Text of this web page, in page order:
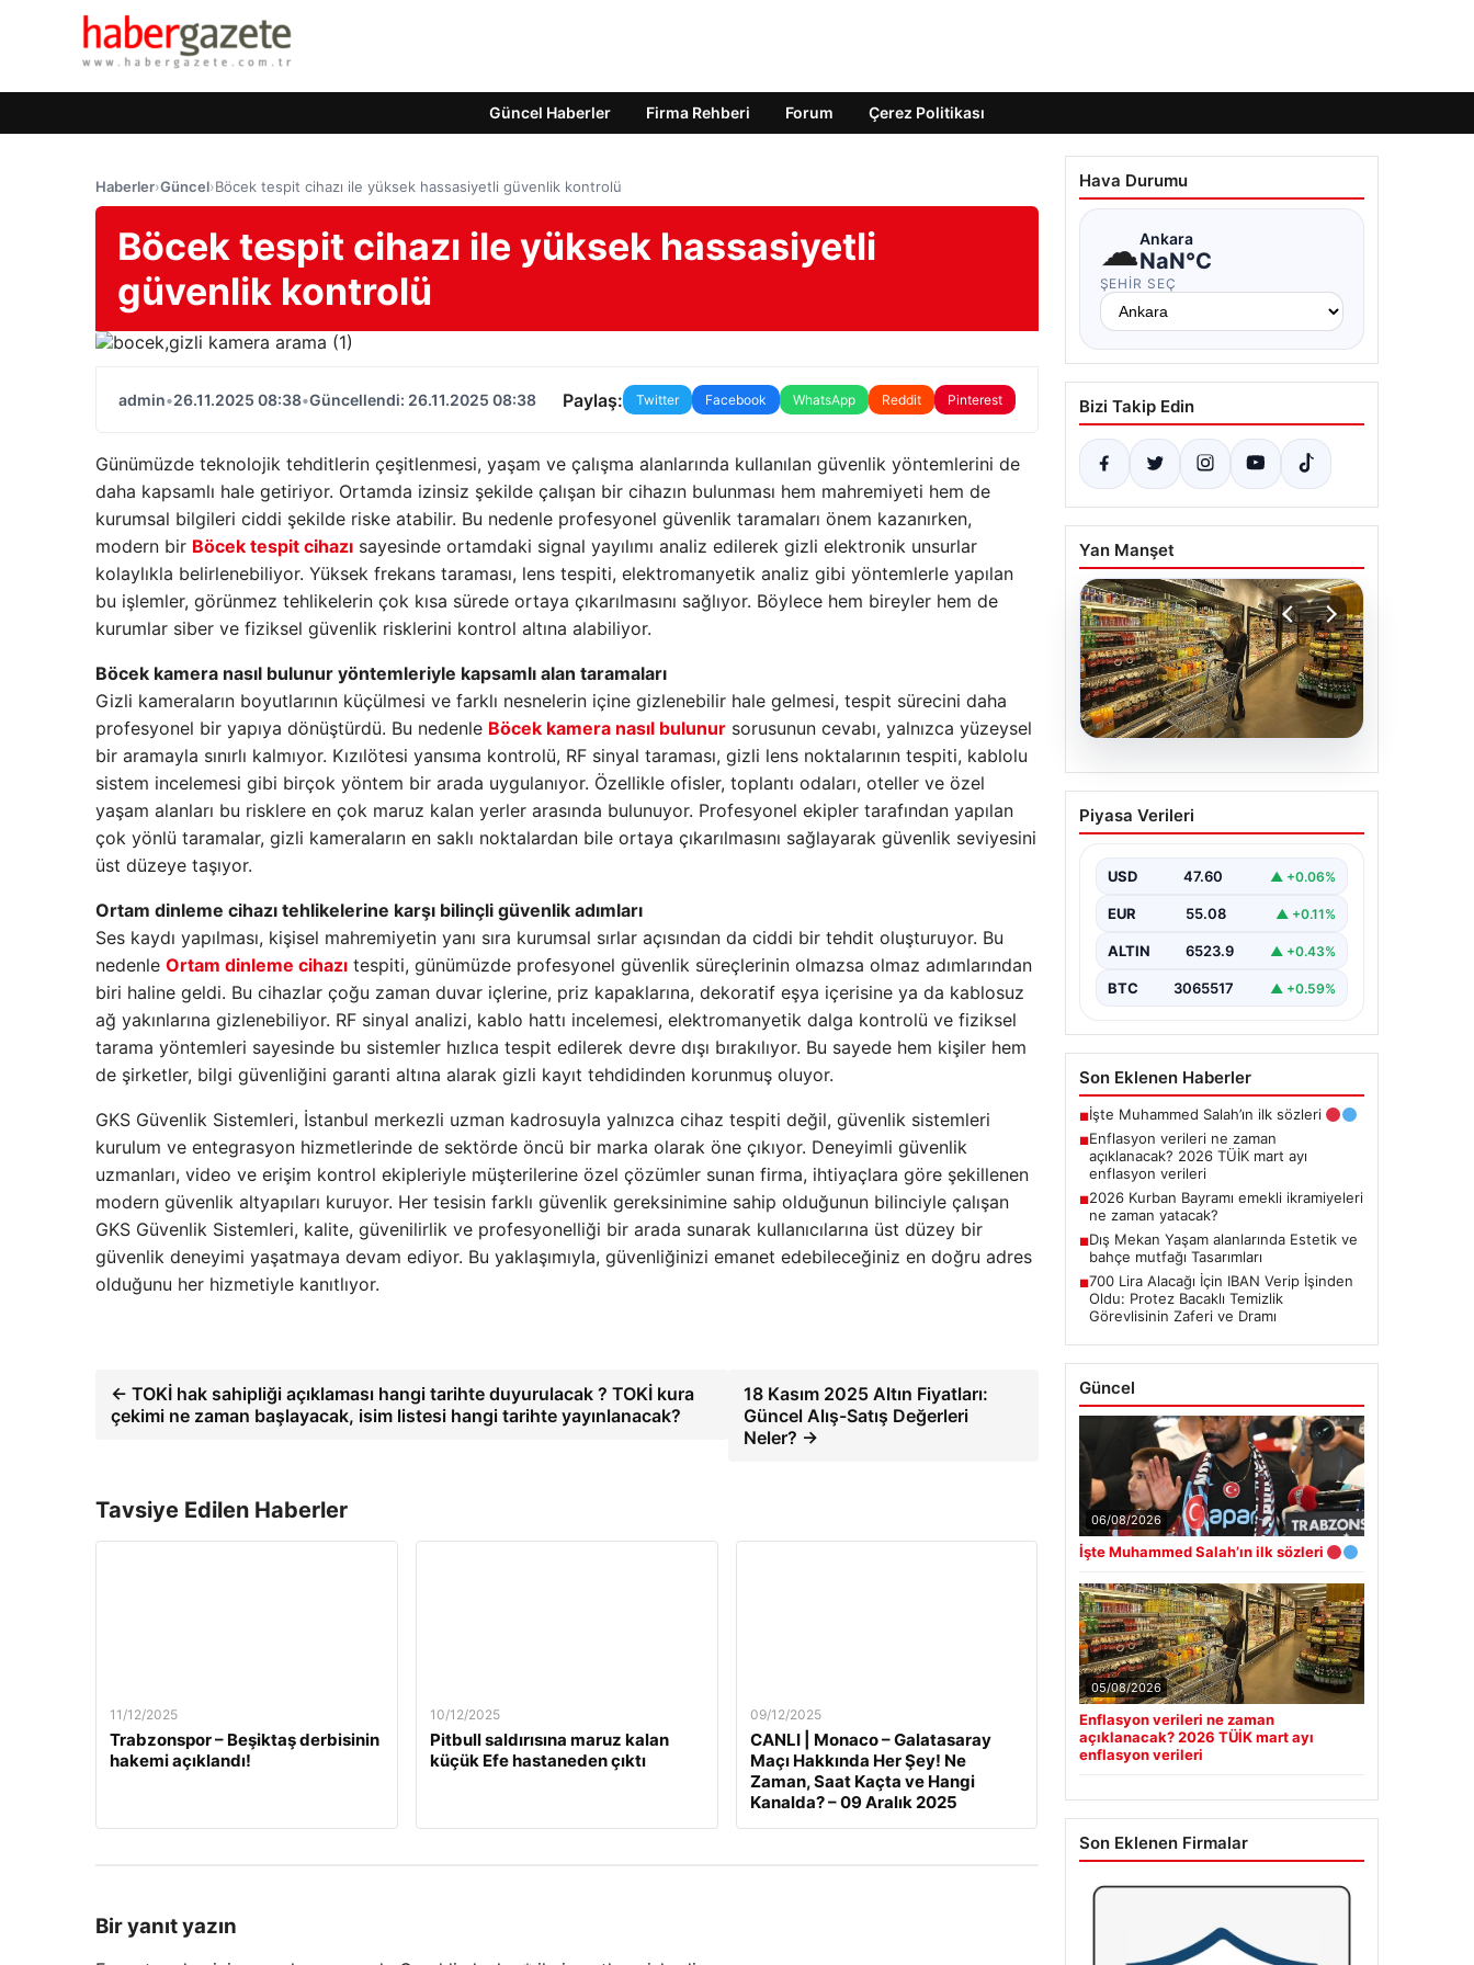
Güncel Haberler Firma Rehberi Forum Çerez Politikası
Haberler›Güncel›Böcek tespit cihazı ile yüksek hassasiyetli güvenlik kontrolü
Böcek tespit cihazı ile yüksek hassasiyetli
güvenlik kontrolü
admin•26.11.2025 08:38•Güncellendi: 26.11.2025 08:38 Paylaş: Twitter Facebook WhatsApp Reddit Pinterest
Günümüzde teknolojik tehditlerin çeşitlenmesi, yaşam ve çalışma alanlarında kullanılan güvenlik yöntemlerini de
daha kapsamlı hale getiriyor. Ortamda izinsiz şekilde çalışan bir cihazın bulunması hem mahremiyeti hem de
kurumsal bilgileri ciddi şekilde riske atabilir. Bu nedenle profesyonel güvenlik taramaları önem kazanırken,
modern bir Böcek tespit cihazı sayesinde ortamdaki signal yayılımı analiz edilerek gizli elektronik unsurlar
kolaylıkla belirlenebiliyor. Yüksek frekans taraması, lens tespiti, elektromanyetik analiz gibi yöntemlerle yapılan
bu işlemler, görünmez tehlikelerin çok kısa sürede ortaya çıkarılmasını sağlıyor. Böylece hem bireyler hem de
kurumlar siber ve fiziksel güvenlik risklerini kontrol altına alabiliyor.
Böcek kamera nasıl bulunur yöntemleriyle kapsamlı alan taramaları
Gizli kameraların boyutlarının küçülmesi ve farklı nesnelerin içine gizlenebilir hale gelmesi, tespit sürecini daha
profesyonel bir yapıya dönüştürdü. Bu nedenle Böcek kamera nasıl bulunur sorusunun cevabı, yalnızca yüzeysel
bir aramayla sınırlı kalmıyor. Kızılötesi yansıma kontrolü, RF sinyal taraması, gizli lens noktalarının tespiti, kablolu
sistem incelemesi gibi birçok yöntem bir arada uygulanıyor. Özellikle ofisler, toplantı odaları, oteller ve özel
yaşam alanları bu risklere en çok maruz kalan yerler arasında bulunuyor. Profesyonel ekipler tarafından yapılan
çok yönlü taramalar, gizli kameraların en saklı noktalardan bile ortaya çıkarılmasını sağlayarak güvenlik seviyesini
üst düzeye taşıyor.
Ortam dinleme cihazı tehlikelerine karşı bilinçli güvenlik adımları
Ses kaydı yapılması, kişisel mahremiyetin yanı sıra kurumsal sırlar açısından da ciddi bir tehdit oluşturuyor. Bu
nedenle Ortam dinleme cihazı tespiti, günümüzde profesyonel güvenlik süreçlerinin olmazsa olmaz adımlarından
biri haline geldi. Bu cihazlar çoğu zaman duvar içlerine, priz kapaklarına, dekoratif eşya içerisine ya da kablosuz
ağ yakınlarına gizlenebiliyor. RF sinyal analizi, kablo hattı incelemesi, elektromanyetik dalga kontrolü ve fiziksel
tarama yöntemleri sayesinde bu sistemler hızlıca tespit edilerek devre dışı bırakılıyor. Bu sayede hem kişiler hem
de şirketler, bilgi güvenliğini garanti altına alarak gizli kayıt tehdidinden korunmuş oluyor.
GKS Güvenlik Sistemleri, İstanbul merkezli uzman kadrosuyla yalnızca cihaz tespiti değil, güvenlik sistemleri
kurulum ve entegrasyon hizmetlerinde de sektörde öncü bir marka olarak öne çıkıyor. Deneyimli güvenlik
uzmanları, video ve erişim kontrol ekipleriyle müşterilerine özel çözümler sunan firma, ihtiyaçlara göre şekillenen
modern güvenlik altyapıları kuruyor. Her tesisin farklı güvenlik gereksinimine sahip olduğunun bilinciyle çalışan
GKS Güvenlik Sistemleri, kalite, güvenilirlik ve profesyonelliği bir arada sunarak kullanıcılarına üst düzey bir
güvenlik deneyimi yaşatmaya devam ediyor. Bu yaklaşımıyla, güvenliğinizi emanet edebileceğiniz en doğru adres
olduğunu her hizmetiyle kanıtlıyor.
← TOKİ hak sahipliği açıklaması hangi tarihte duyurulacak ? TOKİ kura
çekimi ne zaman başlayacak, isim listesi hangi tarihte yayınlanacak?
18 Kasım 2025 Altın Fiyatları:
Güncel Alış-Satış Değerleri
Neler? →
Tavsiye Edilen Haberler
11/12/2025
Trabzonspor – Beşiktaş derbisinin
hakemi açıklandı!
10/12/2025
Pitbull saldırısına maruz kalan
küçük Efe hastaneden çıktı
09/12/2025
CANLI | Monaco – Galatasaray
Maçı Hakkında Her Şey! Ne
Zaman, Saat Kaçta ve Hangi
Kanalda? – 09 Aralık 2025
Bir yanıt yazın
Hava Durumu
☁Ankara
NaN°C
ŞEHIR SEÇ
Bizi Takip Edin
Yan Manşet
05.08.2026
Enflasyon verileri ne
zaman açıklanacak?
enflasyon verileri
Piyasa Verileri
USD 47.60 ▲ +0.06%
EUR 55.08 ▲ +0.11%
ALTIN 6523.9 ▲ +0.43%
BTC 3065517 ▲ +0.59%
Son Eklenen Haberler
■İşte Muhammed Salah’ın ilk sözleri
■Enflasyon verileri ne zaman
açıklanacak? 2026 TÜİK mart ayı
enflasyon verileri
■2026 Kurban Bayramı emekli ikramiyeleri
ne zaman yatacak?
■Dış Mekan Yaşam alanlarında Estetik ve
bahçe mutfağı Tasarımları
■700 Lira Alacağı İçin IBAN Verip İşinden
Oldu: Protez Bacaklı Temizlik
Görevlisinin Zaferi ve Dramı
Güncel
06/08/2026
İşte Muhammed Salah’ın ilk sözleri
05/08/2026
Enflasyon verileri ne zaman
açıklanacak? 2026 TÜİK mart ayı
enflasyon verileri
Son Eklenen Firmalar